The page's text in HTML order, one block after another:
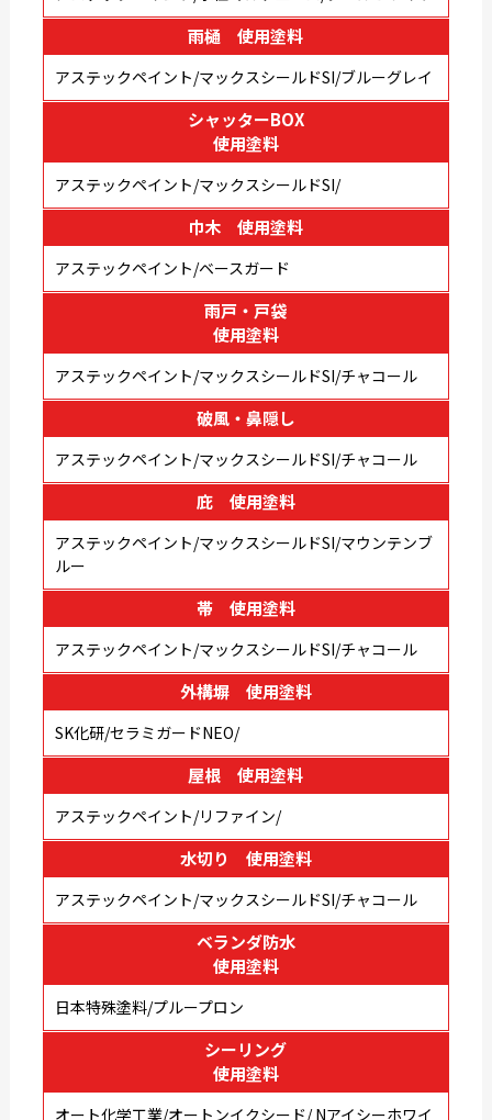
雨樋 使用塗料
アステックペイント/マックスシールドSI/ブルーグレイ
シャッターBOX
使用塗料
アステックペイント/マックスシールドSI/
巾木 使用塗料
アステックペイント/ベースガード
雨戸・戸袋
使用塗料
アステックペイント/マックスシールドSI/チャコール
破風・鼻隠し
アステックペイント/マックスシールドSI/チャコール
庇 使用塗料
アステックペイント/マックスシールドSI/マウンテンブ
ルー
帯 使用塗料
アステックペイント/マックスシールドSI/チャコール
外構塀 使用塗料
SK化研/セラミガードNEO/
屋根 使用塗料
アステックペイント/リファイン/
水切り 使用塗料
アステックペイント/マックスシールドSI/チャコール
ベランダ防水
使用塗料
日本特殊塗料/プループロン
シーリング
使用塗料
オート化学工業/オートンイクシード/ Nアイシーホワイ